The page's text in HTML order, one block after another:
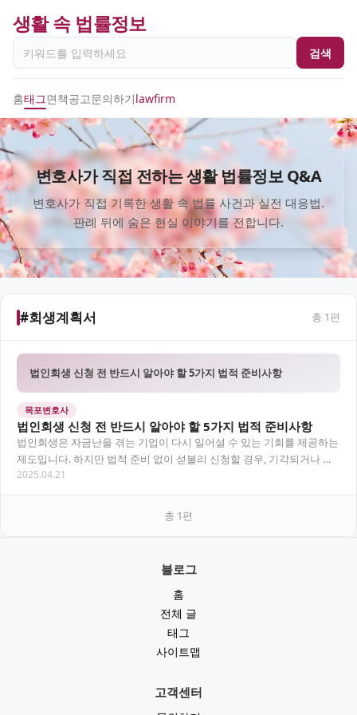
생활 속 법률정보
검색
홈태그면책공고문의하기lawfirm
변호사가 직접 전하는 생활 법률정보 Q&A
변호사가 직접 기록한 생활 속 법률 사건과 실전 대응법.
판례 뒤에 숨은 현실 이야기를 전합니다.
#회생계획서 총 1편
법인회생 신청 전 반드시 알아야 할 5가지 법적 준비사항
목포변호사
법인회생 신청 전 반드시 알아야 할 5가지 법적 준비사항
법인회생은 자금난을 겪는 기업이 다시 일어설 수 있는 기회를 제공하는
제도입니다. 하지만 법적 준비 없이 섣불리 신청할 경우, 기각되거나 오
히려 더 큰 리스크를 초래할 수 있습니다…
2025.04.21
총 1편
블로그
홈
전체 글
태그
사이트맵
고객센터